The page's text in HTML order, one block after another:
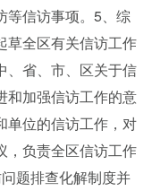
等信访事项。5、综
草全区有关信访工作
、省、市、区关于信
和加强信访工作的意
单位的信访工作，对
，负责全区信访工作
题排查化解制度并